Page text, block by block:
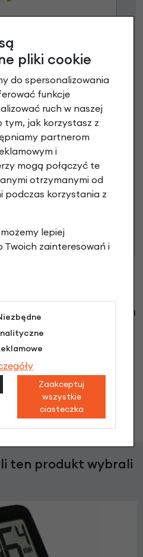
0%
nie płacisz
miesięcy
szczegóły
oferty w rozumieniu art.
decyzja o warunkach
podjęta po ocenie
pytania o ten
do tego produktu? A Ty o
zapytać?
ten produkt wybrali
pliki cookie
do spersonalizowania
funkcje
ruch w naszej
jak korzystasz z
partnerom
i
mogą połączyć te
otrzymanymi od
podczas korzystania z
lepiej
zainteresowań i
Zaakceptuj
wszystkie
ciasteczka